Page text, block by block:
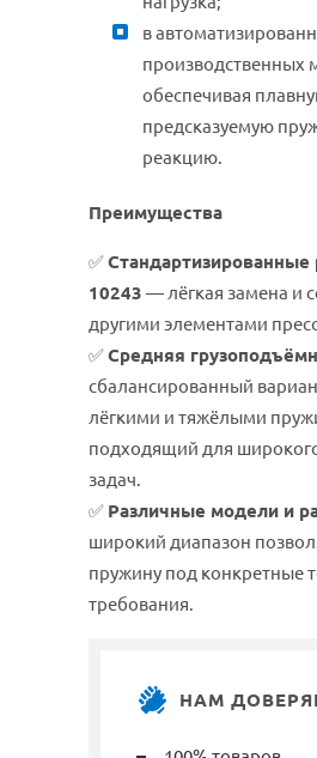
в
производственных
обеспечивая
предсказуемую
реакцию.
Преимущества
✅Стандартизированные
10243 — лёгкая замена и
другими элементами
✅Средняя
сбалансированный
лёгкими и тяжёлыми
подходящий для
задач.
✅ Различные модели и
широкий диапазон
пружину под конкретные
требования.
НАМ